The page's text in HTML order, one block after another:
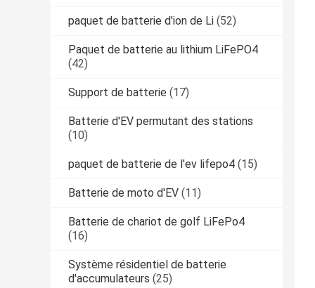
paquet de batterie d'ion de Li (52)
Paquet de batterie au lithium LiFePO4
(42)
Support de batterie (17)
Batterie d'EV permutant des stations
(10)
paquet de batterie de l'ev lifepo4 (15)
Batterie de moto d'EV (11)
Batterie de chariot de golf LiFePo4
(16)
Système résidentiel de batterie
d'accumulateurs (25)